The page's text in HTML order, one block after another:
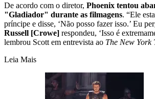
De acordo com o diretor, Phoenix tentou
"Gladiador" durante as filmagens. “Ele
príncipe e disse, ‘Não posso fazer isso.’ Eu
Russell [Crowe] respondeu, ‘Isso é
lembrou Scott em entrevista ao The New York
Leia Mais